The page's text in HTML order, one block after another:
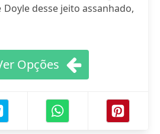
Doyle desse jeito assanhado,
Opções